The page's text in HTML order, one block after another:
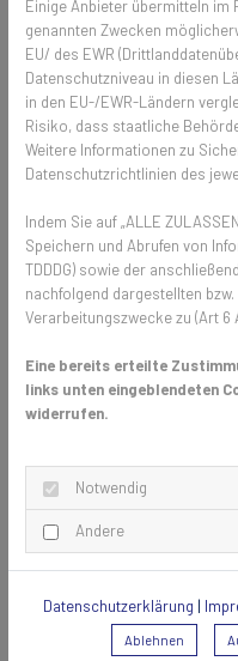
Federstifte für Spannrahmen.
durchgeführt werden und der
funktionsfähig.
So lebt
Entgegen einem
Gewebe sind darauf
auch im Winter ist
stark reduziert, suchen
Plätzchen im Inneren des
allem das Gewebe zu
sollte er senkrecht an einer
Gitter ausgeübt wird.
Professionelle
komplexen
Ist der Schaden am
können auch
sich einfach mit der
Anliegen besprochen werden.
Einige Anbieter übermitteln im
genannten Zwecken
EU/ des EWR
Datenschutzniveau in diesen
in den EU-/EWR-Ländern
Risiko, dass staatliche
Weitere Informationen zu
Datenschutzrichtlinien des
Indem Sie auf „ALLE
Speichern und Abrufen von
TDDDG) sowie der
nachfolgend dargestellten
Verarbeitungszwecke zu (Art 6
Eine bereits erteilte
links unten eingeblendeten
widerrufen.
Notwendig
Andere
Datenschutzerklärung |
Ablehnen